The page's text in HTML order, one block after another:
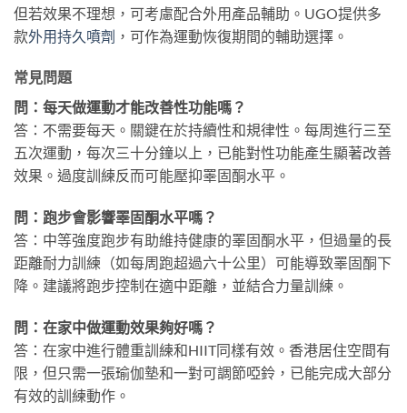
但若效果不理想，可考慮配合外用產品輔助。UGO提供多
款外用持久噴劑 ，可作為運動恢復期間的輔助選擇。
常見問題
問：每天做運動才能改善性功能嗎？
答：不需要每天。關鍵在於持續性和規律性。每周進行三至
五次運動，每次三十分鐘以上，已能對性功能產生顯著改善
效果。過度訓練反而可能壓抑睪固酮水平。
問：跑步會影響睪固酮水平嗎？
答：中等強度跑步有助維持健康的睪固酮水平，但過量的長
距離耐力訓練（如每周跑超過六十公里）可能導致睪固酮下
降。建議將跑步控制在適中距離，並結合力量訓練。
問：在家中做運動效果夠好嗎？
答：在家中進行體重訓練和HIIT同樣有效。香港居住空間有
限，但只需一張瑜伽墊和一對可調節啞鈴，已能完成大部分
有效的訓練動作。